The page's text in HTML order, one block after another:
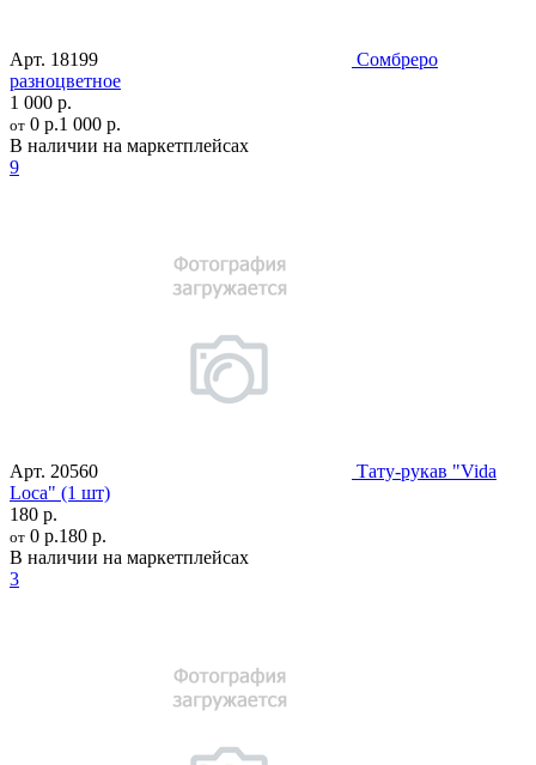
Арт. 18199
Сомбреро
разноцветное
1 000 р.
от 0 р.1 000 р.
В наличии на маркетплейсах
9
Арт. 20560
Тату-рукав "Vida
Loca" (1 шт)
180 р.
от 0 р.180 р.
В наличии на маркетплейсах
3